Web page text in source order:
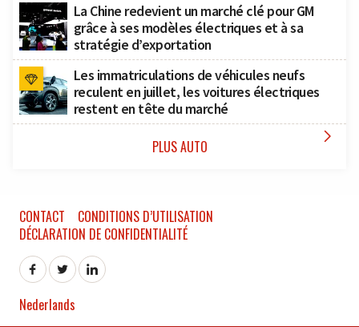
La Chine redevient un marché clé pour GM
grâce à ses modèles électriques et à sa
stratégie d’exportation
Les immatriculations de véhicules neufs
reculent en juillet, les voitures électriques
restent en tête du marché
PLUS AUTO 
CONTACT
CONDITIONS D’UTILISATION
DÉCLARATION DE CONFIDENTIALITÉ
Nederlands